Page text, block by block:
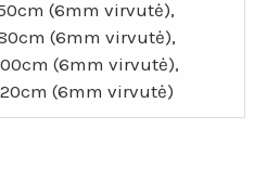
(6mm virvutė),
(6mm virvutė),
(6mm virvutė),
(6mm virvutė)